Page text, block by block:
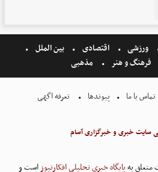
ورزشی اقتصادی
بین الملل
فرهنگ و هنر مذهبی
تماس با ما پیوندها تعرفه اگهی
سایت خبری و خبرگزاری آسام
بهپایگاه خبری تحلیلی افکارنیوزاست و